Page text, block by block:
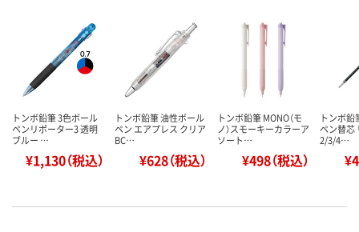
トンボ鉛筆 3色ボール
ペンリポーター3 透明
ブルー …
¥1,130（税込）
トンボ鉛筆 油性ボール
ペン エアプレス クリア
BC…
¥628（税込）
トンボ鉛筆 MONO（モ
ノ）スモーキーカラーア
ソート…
¥498（税込）
トンボ鉛
ペン替芯
2/3/4…